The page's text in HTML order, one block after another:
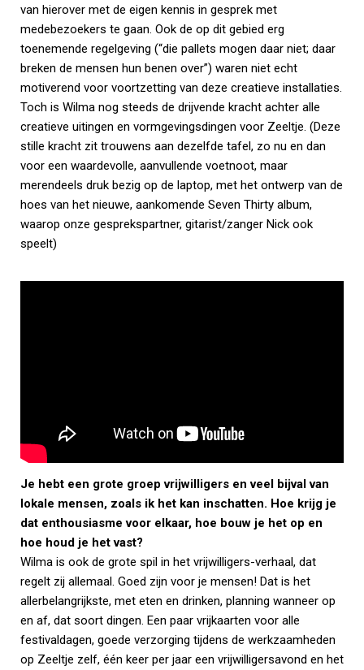
van hierover met de eigen kennis in gesprek met
medebezoekers te gaan. Ook de op dit gebied erg
toenemende regelgeving (“die pallets mogen daar niet; daar
breken de mensen hun benen over”) waren niet echt
motiverend voor voortzetting van deze creatieve installaties.
Toch is Wilma nog steeds de drijvende kracht achter alle
creatieve uitingen en vormgevingsdingen voor Zeeltje. (Deze
stille kracht zit trouwens aan dezelfde tafel, zo nu en dan
voor een waardevolle, aanvullende voetnoot, maar
merendeels druk bezig op de laptop, met het ontwerp van de
hoes van het nieuwe, aankomende Seven Thirty album,
waarop onze gesprekspartner, gitarist/zanger Nick ook
speelt)
Je hebt een grote groep vrijwilligers en veel bijval van
lokale mensen, zoals ik het kan inschatten. Hoe krijg je
dat enthousiasme voor elkaar, hoe bouw je het op en
hoe houd je het vast?
Wilma is ook de grote spil in het vrijwilligers-verhaal, dat
regelt zij allemaal. Goed zijn voor je mensen! Dat is het
allerbelangrijkste, met eten en drinken, planning wanneer op
en af, dat soort dingen. Een paar vrijkaarten voor alle
festivaldagen, goede verzorging tijdens de werkzaamheden
op Zeeltje zelf, één keer per jaar een vrijwilligersavond en het